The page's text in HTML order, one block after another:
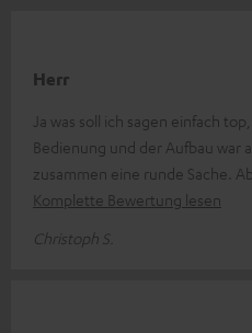
Herr
Ja was soll ich sagen einfach
Bedienung und der Aufbau war
zusammen eine runde Sache.
Komplette Bewertung lesen
Christoph S.